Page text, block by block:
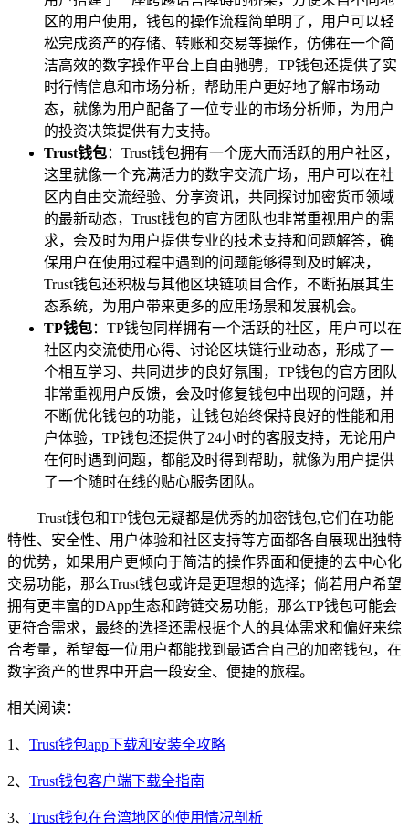
区的用户使用，钱包的操作流程简单明了，用户可以轻
松完成资产的存储、转账和交易等操作，仿佛在一个简
洁高效的数字操作平台上自由驰骋，TP钱包还提供了实
时行情信息和市场分析，帮助用户更好地了解市场动
态，就像为用户配备了一位专业的市场分析师，为用户
的投资决策提供有力支持。
Trust钱包：Trust钱包拥有一个庞大而活跃的用户社区，
这里就像一个充满活力的数字交流广场，用户可以在社
区内自由交流经验、分享资讯，共同探讨加密货币领域
的最新动态，Trust钱包的官方团队也非常重视用户的需
求，会及时为用户提供专业的技术支持和问题解答，确
保用户在使用过程中遇到的问题能够得到及时解决，
Trust钱包还积极与其他区块链项目合作，不断拓展其生
态系统，为用户带来更多的应用场景和发展机会。
TP钱包：TP钱包同样拥有一个活跃的社区，用户可以在
社区内交流使用心得、讨论区块链行业动态，形成了一
个相互学习、共同进步的良好氛围，TP钱包的官方团队
非常重视用户反馈，会及时修复钱包中出现的问题，并
不断优化钱包的功能，让钱包始终保持良好的性能和用
户体验，TP钱包还提供了24小时的客服支持，无论用户
在何时遇到问题，都能及时得到帮助，就像为用户提供
了一个随时在线的贴心服务团队。
Trust钱包和TP钱包无疑都是优秀的加密钱包,它们在功能
特性、安全性、用户体验和社区支持等方面都各自展现出独特
的优势，如果用户更倾向于简洁的操作界面和便捷的去中心化
交易功能，那么Trust钱包或许是更理想的选择；倘若用户希望
拥有更丰富的DApp生态和跨链交易功能，那么TP钱包可能会
更符合需求，最终的选择还需根据个人的具体需求和偏好来综
合考量，希望每一位用户都能找到最适合自己的加密钱包，在
数字资产的世界中开启一段安全、便捷的旅程。
相关阅读：
1、 Trust钱包app下载和安装全攻略
2、 Trust钱包客户端下载全指南
3、 Trust钱包在台湾地区的使用情况剖析